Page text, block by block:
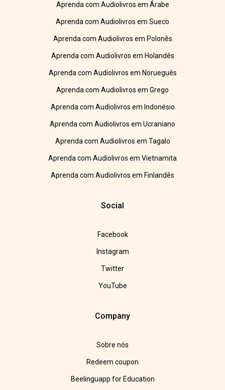
Aprenda com Audiolivros em Árabe
Aprenda com Audiolivros em Sueco
Aprenda com Audiolivros em Polonês
Aprenda com Audiolivros em Holandês
Aprenda com Audiolivros em Norueguês
Aprenda com Audiolivros em Grego
Aprenda com Audiolivros em Indonésio
Aprenda com Audiolivros em Ucraniano
Aprenda com Audiolivros em Tagalo
Aprenda com Audiolivros em Vietnamita
Aprenda com Audiolivros em Finlandês
Social
Facebook
Instagram
Twitter
YouTube
Company
Sobre nós
Redeem coupon
Beelinguapp for Education